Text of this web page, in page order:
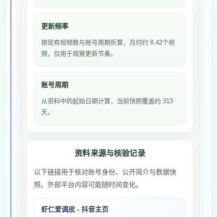
更新频率
按现有视频数与账号周期折算，月均约 8.42个视
频，仅用于观察更新节奏。
账号周期
从资料中的起始日期计算，当前快照覆盖约 313
天。
资料来源与核验记录
以下链接用于核对账号身份、公开简介与数据快
照。外部平台内容可能随时间变化。
虾仁爱调皮 - 抖音主页